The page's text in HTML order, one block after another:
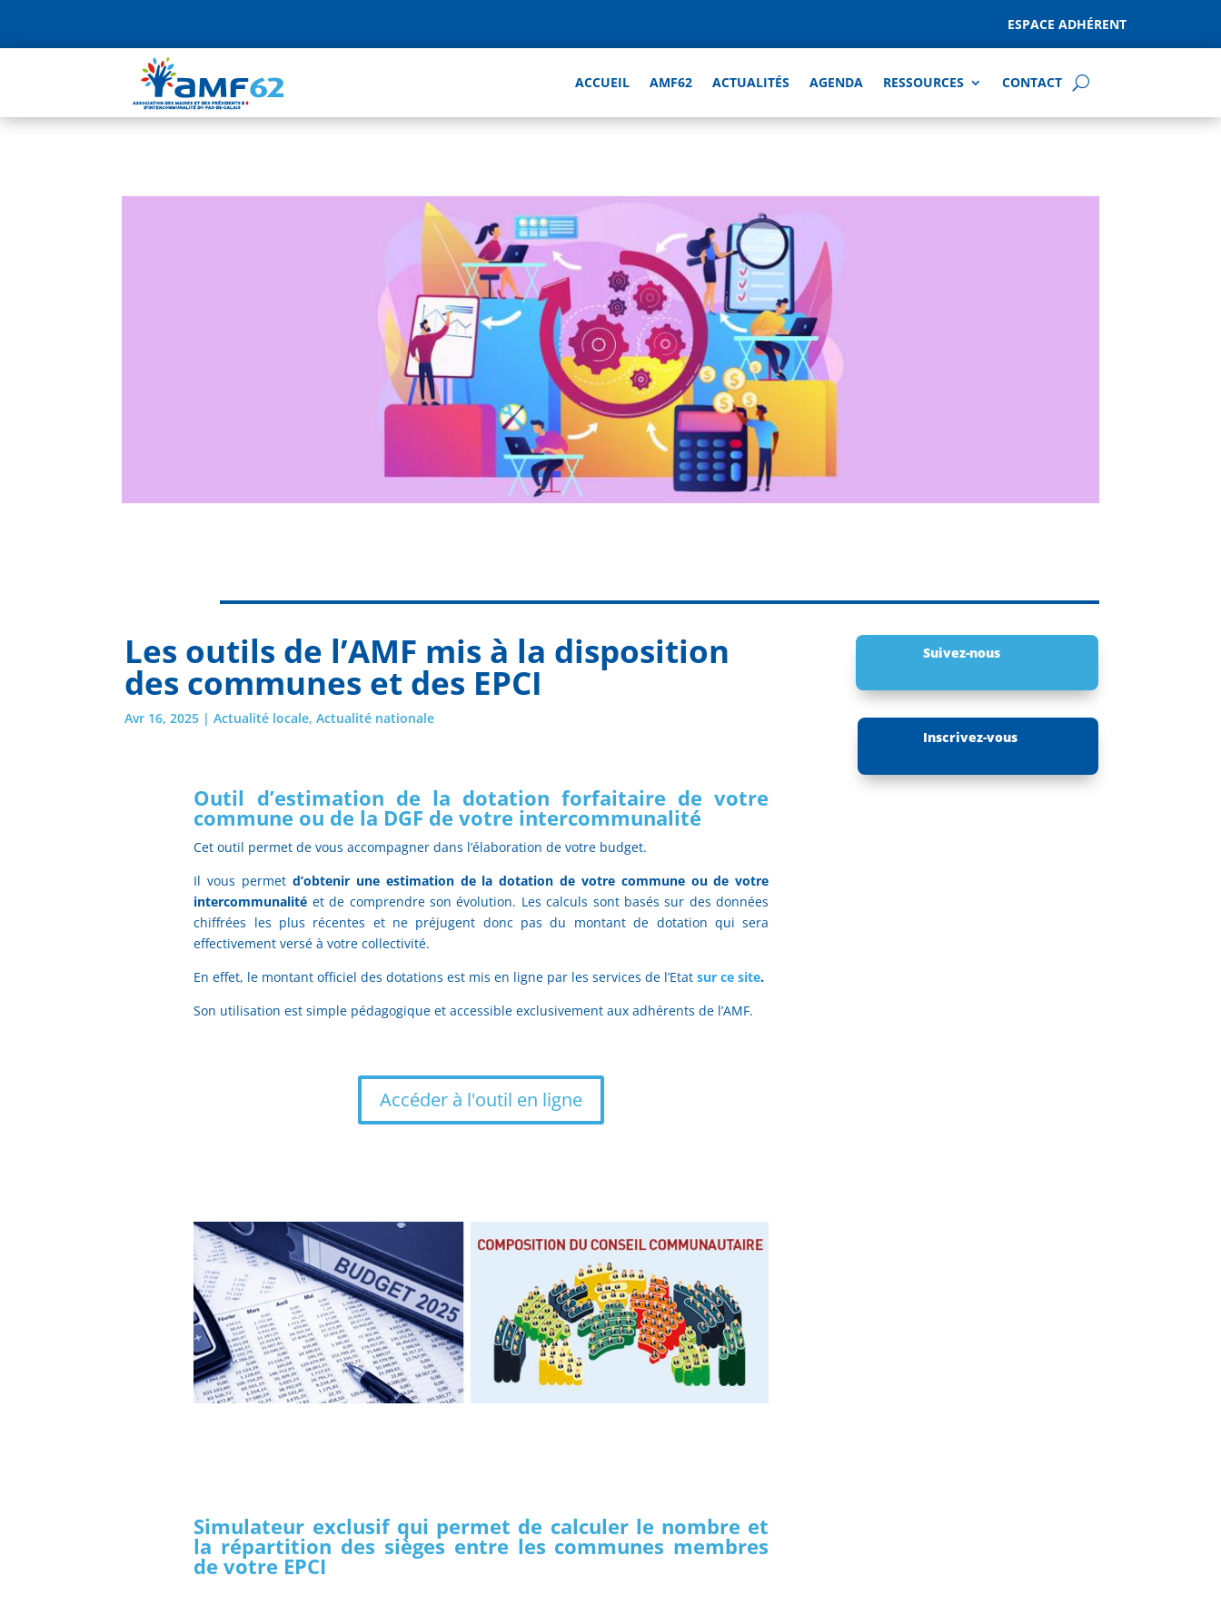
ESPACE ADHÉRENT
ACCUEIL AMF62 ACTUALITÉS AGENDA RESSOURCES CONTACT
Les outils de l’AMF mis à la disposition
des communes et des EPCI
Avr 16, 2025 |Actualité locale,Actualité nationale
Outil d’estimation de la dotation forfaitaire de votre
commune ou de la DGF de votre intercommunalité
Cet outil permet de vous accompagner dans l’élaboration de votre budget.
Il vous permet d’obtenir une estimation de la dotation de votre commune ou de votre
intercommunalité et de comprendre son évolution. Les calculs sont basés sur des données
chiffrées les plus récentes et ne préjugent donc pas du montant de dotation qui sera
effectivement versé à votre collectivité.
En effet, le montant officiel des dotations est mis en ligne par les services de l’Etatsur ce site.
Son utilisation est simple pédagogique et accessible exclusivement aux adhérents de l’AMF.
Accéder à l'outil en ligne
Simulateur exclusif qui permet de calculer le nombre et
la répartition des sièges entre les communes membres
de votre EPCI
Suivez-nous
Inscrivez-vous